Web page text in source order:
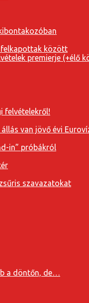
felkapottak között
premierje (+élő
felvételekről!
van jövő évi
in” próbákról
szavazatokat
a döntőn, de…